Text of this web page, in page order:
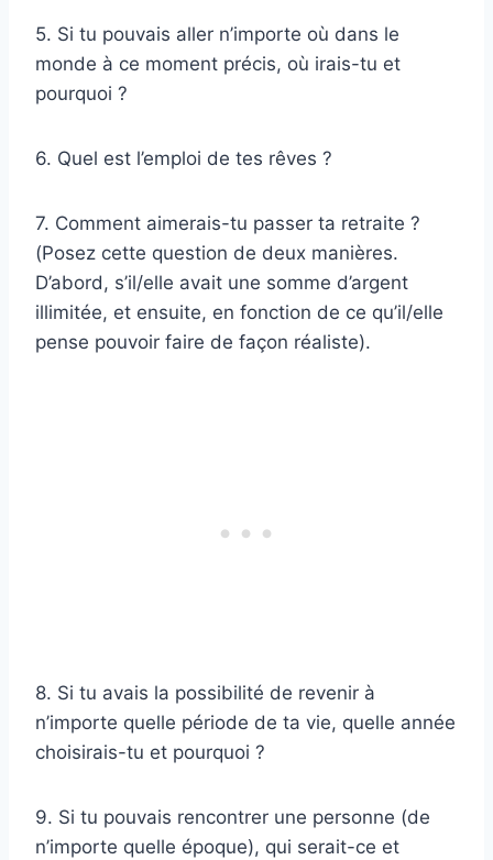
5. Si tu pouvais aller n’importe où dans le
monde à ce moment précis, où irais-tu et
pourquoi ?
6. Quel est l’emploi de tes rêves ?
7. Comment aimerais-tu passer ta retraite ?
(Posez cette question de deux manières.
D’abord, s’il/elle avait une somme d’argent
illimitée, et ensuite, en fonction de ce qu’il/elle
pense pouvoir faire de façon réaliste).
8. Si tu avais la possibilité de revenir à
n’importe quelle période de ta vie, quelle année
choisirais-tu et pourquoi ?
9. Si tu pouvais rencontrer une personne (de
n’importe quelle époque), qui serait-ce et